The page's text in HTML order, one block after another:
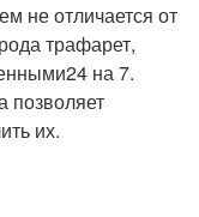
не отличается от
трафарет,
на 7.
позволяет
их.